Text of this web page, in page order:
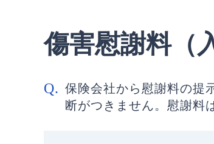
傷害慰謝料（
保険会社から慰謝料の提
断がつきません。慰謝料